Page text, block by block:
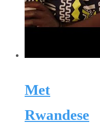
Met
Rwandese